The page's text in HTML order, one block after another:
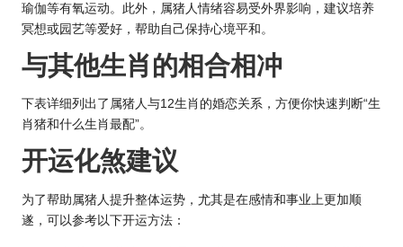
瑜伽等有氧运动。此外，属猪人情绪容易受外界影响，建议培养
冥想或园艺等爱好，帮助自己保持心境平和。
与其他生肖的相合相冲
下表详细列出了属猪人与12生肖的婚恋关系，方便你快速判断“生
肖猪和什么生肖最配”。
开运化煞建议
为了帮助属猪人提升整体运势，尤其是在感情和事业上更加顺
遂，可以参考以下开运方法：